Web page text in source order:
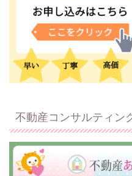
不動産コンサルティン